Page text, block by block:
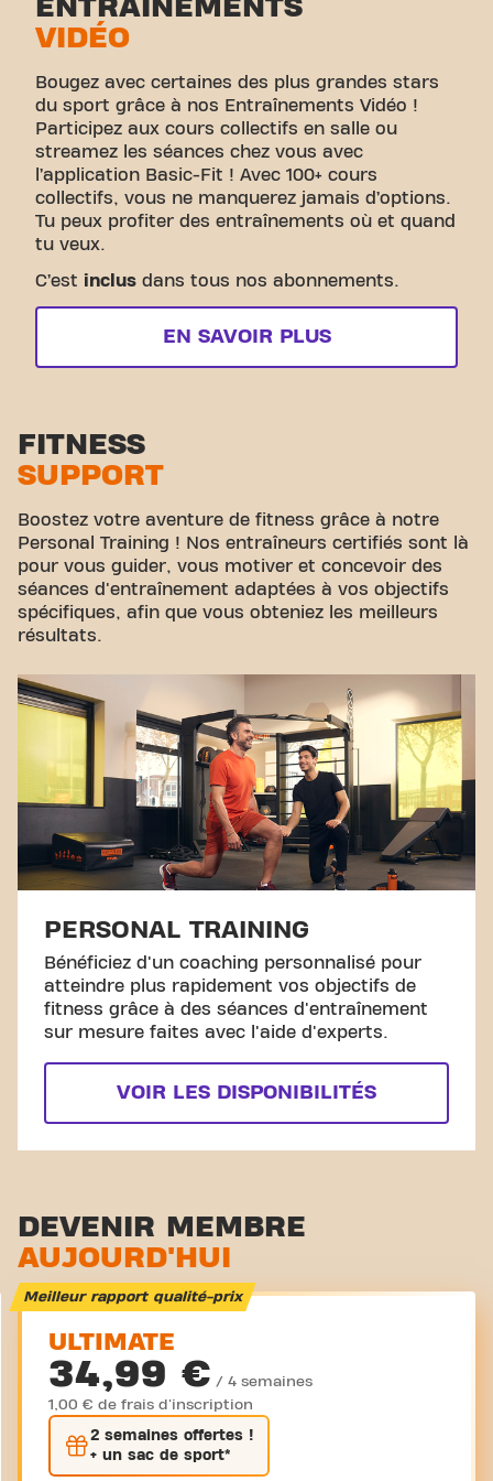
ENTRAÎNEMENTS
VIDÉO
Bougez avec certaines des plus grandes stars
du sport grâce à nos Entraînements Vidéo !
Participez aux cours collectifs en salle ou
streamez les séances chez vous avec
l’application Basic-Fit ! Avec 100+ cours
collectifs, vous ne manquerez jamais d’options.
Tu peux profiter des entraînements où et quand
tu veux.
C’est inclus dans tous nos abonnements.
EN SAVOIR PLUS
FITNESS
SUPPORT
Boostez votre aventure de fitness grâce à notre
Personal Training ! Nos entraîneurs certifiés sont là
pour vous guider, vous motiver et concevoir des
séances d'entraînement adaptées à vos objectifs
spécifiques, afin que vous obteniez les meilleurs
résultats.
PERSONAL TRAINING
Bénéficiez d'un coaching personnalisé pour
atteindre plus rapidement vos objectifs de
fitness grâce à des séances d'entraînement
sur mesure faites avec l'aide d'experts.
VOIR LES DISPONIBILITÉS
DEVENIR MEMBRE
AUJOURD'HUI
Meilleur rapport qualité-prix
ULTIMATE
34,99 € / 4 semaines
1,00 € de frais d'inscription
2 semaines offertes !
+ un sac de sport*